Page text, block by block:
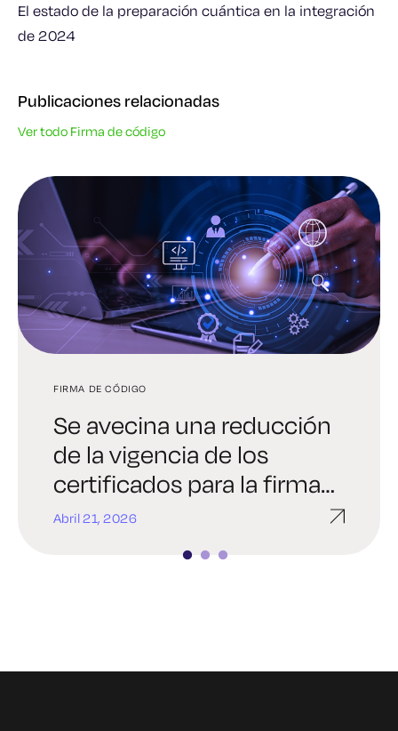
El estado de la preparación cuántica en la integración
de 2024
Publicaciones relacionadas
Ver todo Firma de código
FIRMA DE CÓDIGO
Se avecina una reducción
de la vigencia de los
certificados para la firma
de código
Abril 21, 2026
FIRMA INMEDIATA
Cómo funcionan los
ataques de inyección de
comandos
Marzo 24, 2026
FIRMA DE CÓDIGO
La importancia de ser
sincero con el bootloader
y la firma del firmware
Enero 7, 2026